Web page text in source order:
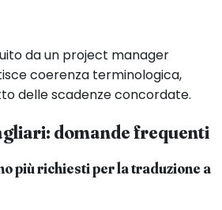
da un project manager
coerenza terminologica,
delle scadenze concordate.
: domande frequenti
più richiesti per la traduzione a